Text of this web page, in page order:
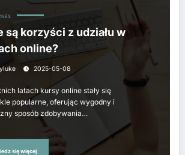
są korzyści z udziału w
online?
2025-05-08
latach kursy online stały się
popularne, oferując wygodny i
sposób zdobywania…
się więcej